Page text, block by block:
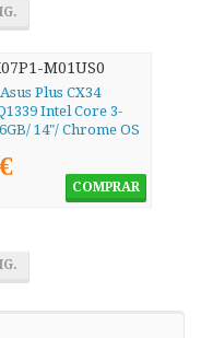
M01US0
Plus CX34
Intel Core 3-
14"/ Chrome OS
COMPRAR